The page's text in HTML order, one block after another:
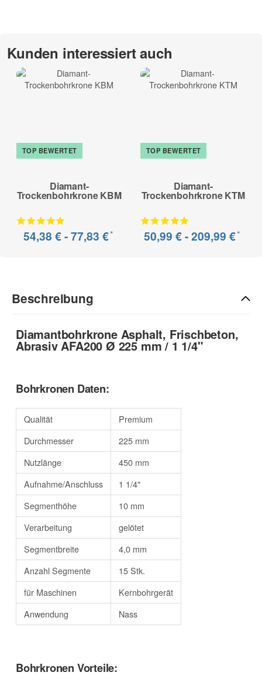
Sonderanfertigung* - kein Umtausch möglich
zur Beschreibung
Kunden interessiert auch
TOP BEWERTET
Diamant-
Trockenbohrkrone KBM
54,38 € -77,83 €*
TOP BEWERTET
Diamant-
Trockenbohrkrone KTM
50,99 € -209,99 €*
Beschreibung
Diamantbohrkrone Asphalt, Frischbeton,
Abrasiv AFA200 Ø 225 mm / 1 1/4"
Bohrkronen Daten:
Qualität
Premium
Durchmesser
225 mm
Nutzlänge
450 mm
Aufnahme/Anschluss
1 1/4"
Segmenthöhe
10 mm
Verarbeitung
gelötet
Segmentbreite
4,0 mm
Anzahl Segmente
15 Stk.
für Maschinen
Kernbohrgerät
Anwendung
Nass
Bohrkronen Vorteile: